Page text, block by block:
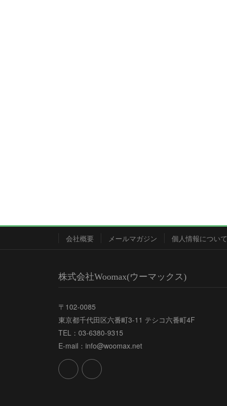
会社概要 メールマガジン 個人情報について
株式会社Woomax(ウーマックス)
〒102-0085
東京都千代田区六番町3-11 テシコ六番町4F
TEL：03-6380-9315
E-mail：info@woomax.net